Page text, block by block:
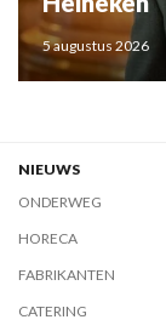
5 augustus 2026
NIEUWS
ONDERWEG
HORECA
FABRIKANTEN
CATERING